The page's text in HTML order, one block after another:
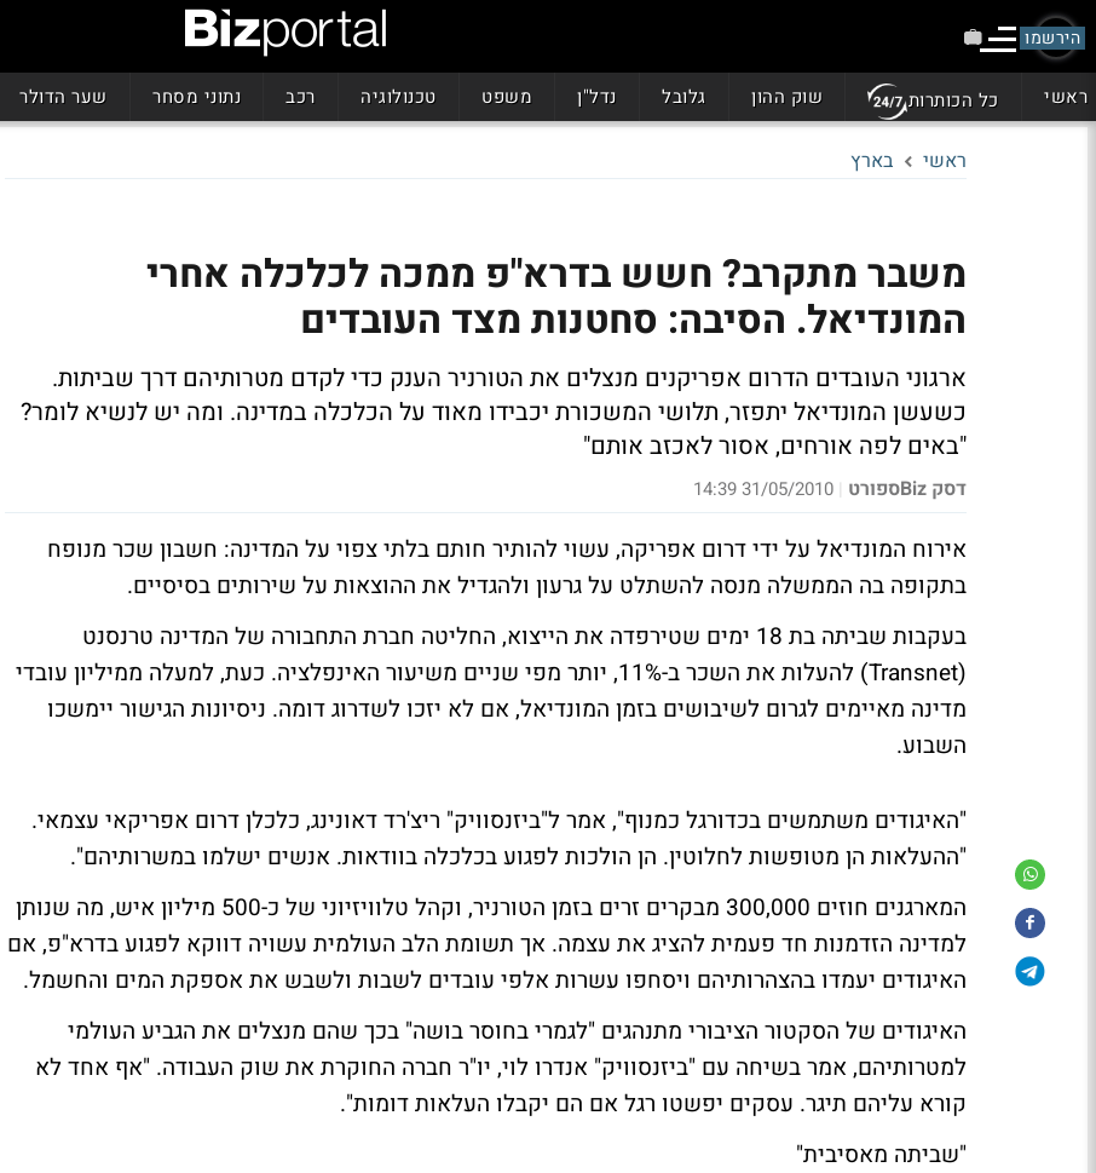
הירשמו
ראשי כל הכותרות שוק ההון גלובל נדל"ן משפט טכנולוגיה רכב נתוני מסחר שער הדולר
ראשי בארץ
משבר מתקרב? חשש בדרא"פ ממכה לכלכלה אחרי
המונדיאל. הסיבה: סחטנות מצד העובדים
ארגוני העובדים הדרום אפריקנים מנצלים את הטורניר הענק כדי לקדם מטרותיהם דרך שביתות.
כשעשן המונדיאל יתפזר, תלושי המשכורת יכבידו מאוד על הכלכלה במדינה. ומה יש לנשיא לומר?
"באים לפה אורחים, אסור לאכזב אותם"
דסק Bizספורט |
31/05/2010 14:39
אירוח המונדיאל על ידי דרום אפריקה, עשוי להותיר חותם בלתי צפוי על המדינה: חשבון שכר מנופח
בתקופה בה הממשלה מנסה להשתלט על גרעון ולהגדיל את ההוצאות על שירותים בסיסיים.
בעקבות שביתה בת 18 ימים שטירפדה את הייצוא, החליטה חברת התחבורה של המדינה טרנסנט
(Transnet) להעלות את השכר ב-11%, יותר מפי שניים משיעור האינפלציה. כעת, למעלה ממיליון עובדי
מדינה מאיימים לגרום לשיבושים בזמן המונדיאל, אם לא יזכו לשדרוג דומה. ניסיונות הגישור יימשכו
השבוע.
"האיגודים משתמשים בכדורגל כמנוף", אמר ל"ביזנסוויק" ריצ'רד דאונינג, כלכלן דרום אפריקאי עצמאי.
"ההעלאות הן מטופשות לחלוטין. הן הולכות לפגוע בכלכלה בוודאות. אנשים ישלמו במשרותיהם".
המארגנים חוזים 300,000 מבקרים זרים בזמן הטורניר, וקהל טלוויזיוני של כ-500 מיליון איש, מה שנותן
למדינה הזדמנות חד פעמית להציג את עצמה. אך תשומת הלב העולמית עשויה דווקא לפגוע בדרא"פ, אם
האיגודים יעמדו בהצהרותיהם ויסחפו עשרות אלפי עובדים לשבות ולשבש את אספקת המים והחשמל.
האיגודים של הסקטור הציבורי מתנהגים "לגמרי בחוסר בושה" בכך שהם מנצלים את הגביע העולמי
למטרותיהם, אמר בשיחה עם "ביזנסוויק" אנדרו לוי, יו"ר חברה החוקרת את שוק העבודה. "אף אחד לא
קורא עליהם תיגר. עסקים יפשטו רגל אם הם יקבלו העלאות דומות".
"שביתה מאסיבית"